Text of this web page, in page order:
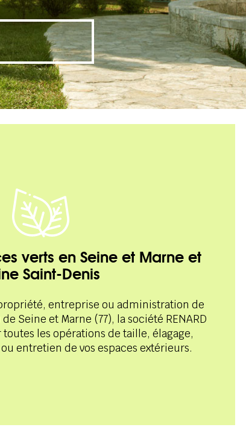
verts en Seine et Marne et
Saint-Denis
entreprise ou administration de
Seine et Marne (77), la société RENARD
les opérations de taille, élagage,
entretien de vos espaces extérieurs.